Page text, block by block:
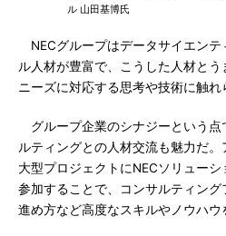
ル 山田基博氏
NECグループはデータサイエンテ
ル人材が豊富で、こうした人材と
ニーズに対応する思考や技術に触れ
グループ企業のシナジーという点
ルティングとの人材交流も魅力だ
大型プロジェクトにNECソリュー
参加することで、コンサルティン
進め方など高度なスキルやノウハウ